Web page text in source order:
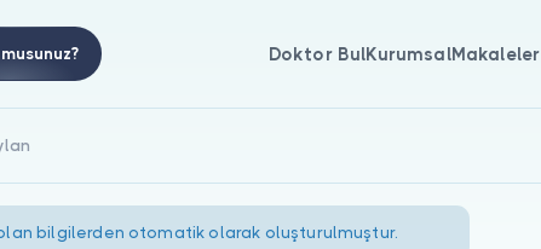
Doktor BulKurumsalMakaleler
bilgilerden otomatik olarak oluşturulmuştur.